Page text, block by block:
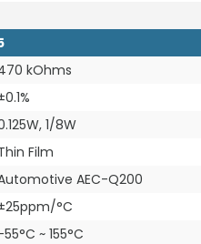
kOhms
1/8W
Film
AEC-Q200
°C
~ 155°C